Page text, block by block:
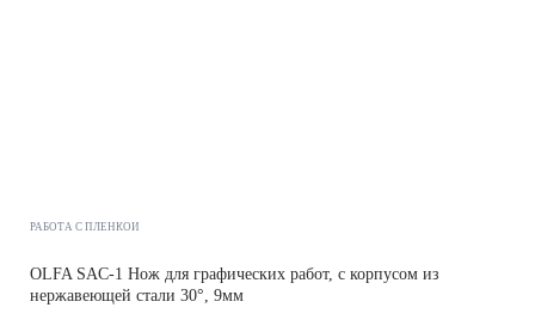
РАБОТА С ПЛЕНКОЙ
OLFA SAC-1 Нож для графических работ, с корпусом из
нержавеющей стали 30°, 9мм